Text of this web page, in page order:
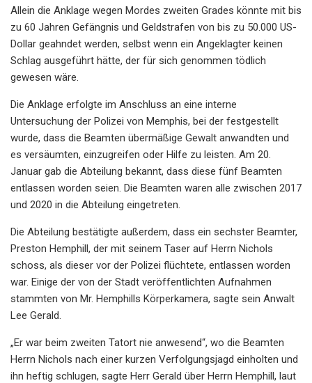
Allein die Anklage wegen Mordes zweiten Grades könnte mit bis
zu 60 Jahren Gefängnis und Geldstrafen von bis zu 50.000 US-
Dollar geahndet werden, selbst wenn ein Angeklagter keinen
Schlag ausgeführt hätte, der für sich genommen tödlich
gewesen wäre.
Die Anklage erfolgte im Anschluss an eine interne
Untersuchung der Polizei von Memphis, bei der festgestellt
wurde, dass die Beamten übermäßige Gewalt anwandten und
es versäumten, einzugreifen oder Hilfe zu leisten. Am 20.
Januar gab die Abteilung bekannt, dass diese fünf Beamten
entlassen worden seien. Die Beamten waren alle zwischen 2017
und 2020 in die Abteilung eingetreten.
Die Abteilung bestätigte außerdem, dass ein sechster Beamter,
Preston Hemphill, der mit seinem Taser auf Herrn Nichols
schoss, als dieser vor der Polizei flüchtete, entlassen worden
war. Einige der von der Stadt veröffentlichten Aufnahmen
stammten von Mr. Hemphills Körperkamera, sagte sein Anwalt
Lee Gerald.
„Er war beim zweiten Tatort nie anwesend“, wo die Beamten
Herrn Nichols nach einer kurzen Verfolgungsjagd einholten und
ihn heftig schlugen, sagte Herr Gerald über Herrn Hemphill, laut